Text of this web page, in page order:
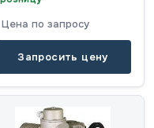
Цена по запросу
Запросить цену